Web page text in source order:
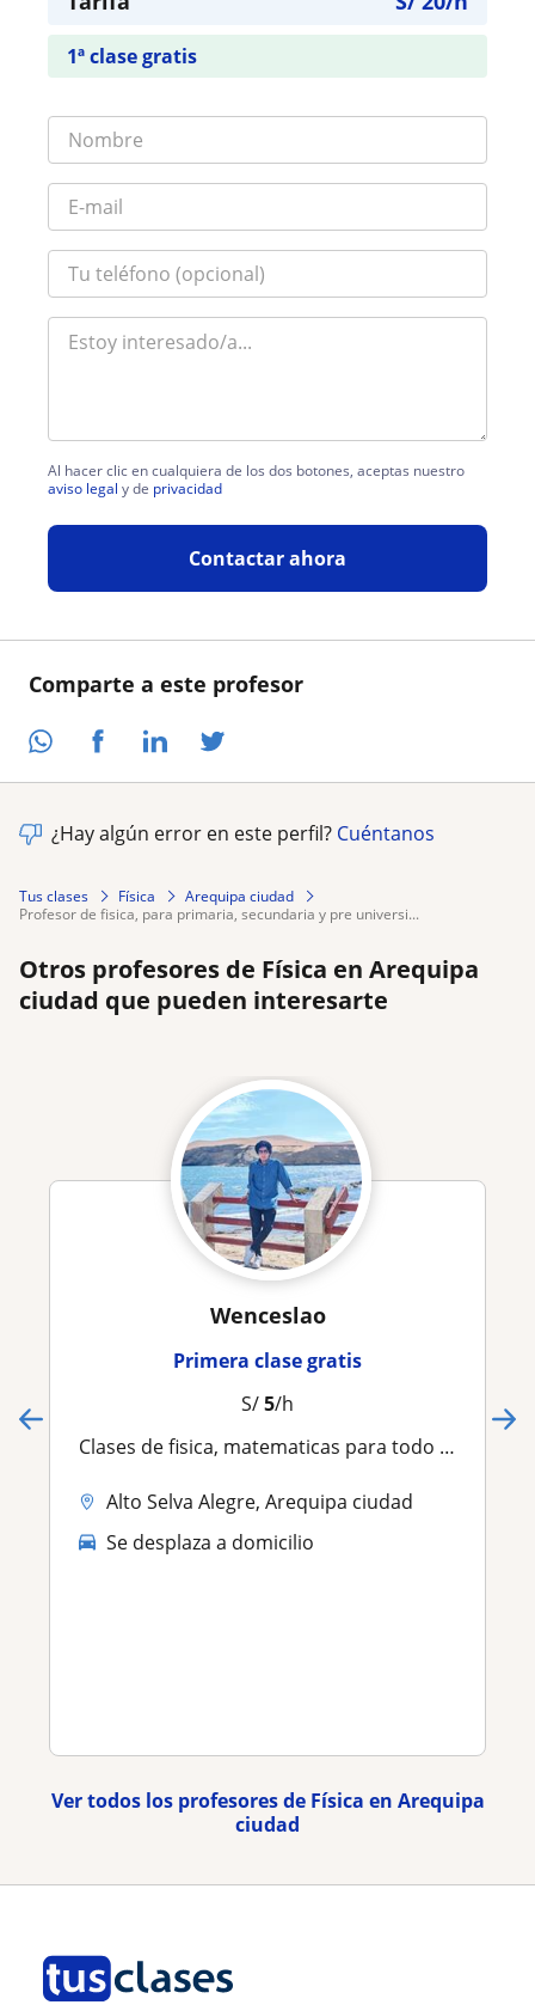
Comparte a este profesor
1ª clase gratis
Al hacer clic en cualquiera de los dos botones, aceptas nuestro
aviso legal y de privacidad
Contactar ahora
¿Hay algún error en este perfil? Cuéntanos
Tus clases Física
Arequipa ciudad
profesor de fisica, para primaria, secundaria y pre universi...
Otros profesores de Física en Arequipa
ciudad que pueden interesarte
Wenceslao
Primera clase gratis
S/5/h
Clases de fisica, matematicas para todo nivel
Alto Selva Alegre, Arequipa ciudad
Se desplaza a domicilio
Ver todos los profesores de Física en Arequipa
ciudad